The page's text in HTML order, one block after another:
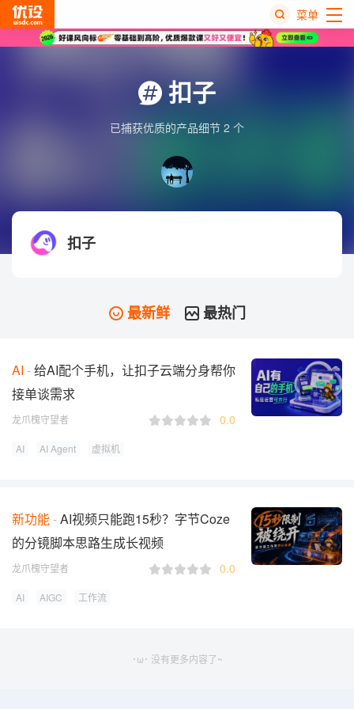
菜单
扣子
已捕获优质的产品细节 2 个
扣子
最新鲜 最热门
AI
给AI配个手机，让扣子云端分身帮你
接单谈需求
龙爪槐守望者 0.0
AI AI Agent 虚拟机
新功能 AI视频只能跑15秒？字节Coze
的分镜脚本思路生成长视频
龙爪槐守望者 0.0
AI AIGC 工作流
･ω･ 没有更多内容了~